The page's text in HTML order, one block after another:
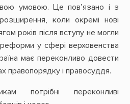
умовою. Це пов’язано і з
коли окремі нові
років після вступу не могли
у сфері верховенства
має переконливо довести
правопорядку і правосуддя.
потрібні переконливі